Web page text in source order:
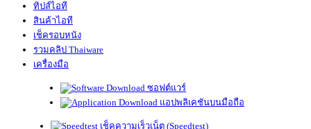
ทิปส์ไอที
สินค้าไอที
เช็ครอบหนัง
รวมคลิป Thaiware
เครื่องมือ
ซอฟต์แวร์
แอปพลิเคชันบนมือถือ
เช็คความเร็วเน็ต (Speedtest)